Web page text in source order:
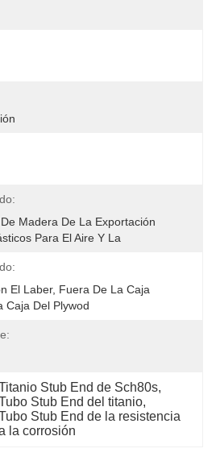
Madera De La Exportación
Para El Aire Y La
El Laber, Fuera De La Caja
Caja Del Plywod
Stub End de Sch80s,
Stub End del titanio,
Stub End de la resistencia
la corrosión